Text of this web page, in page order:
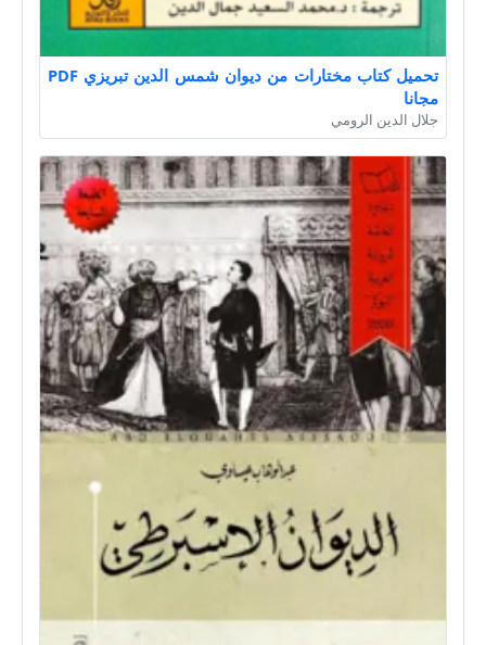
تحميل كتاب مختارات من ديوان شمس الدين تبريزي PDF
مجانا
جلال الدين الرومي